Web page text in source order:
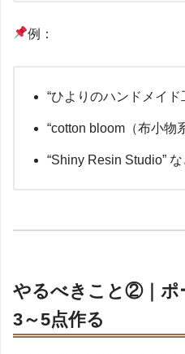
例：
“ひよりのハンドメイド
“cotton bloom（布小物
“Shiny Resin Studio”
やるべきこと②｜ポ
3～5点作る